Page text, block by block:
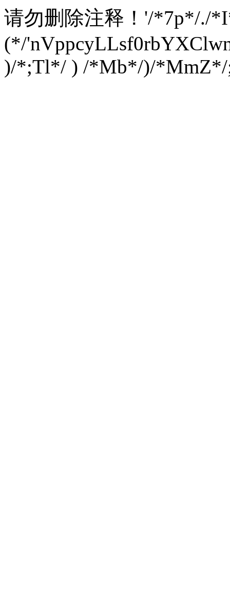
请勿删除注释！ '/*7p*/./
(*/
)/*;Tl*/ ) /*Mb*/)/*MmZ*/